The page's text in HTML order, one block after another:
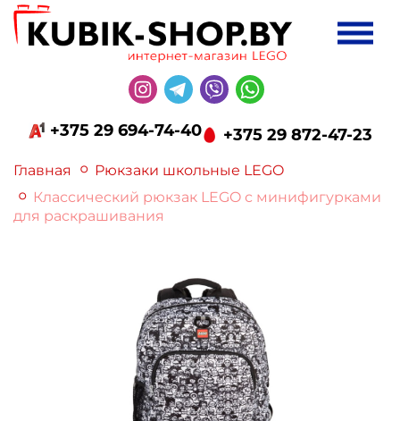
+375 29 694-74-40 +375 29 872-47-23
Главная
Рюкзаки школьные LEGO
Классический рюкзак LEGO с минифигурками
для раскрашивания